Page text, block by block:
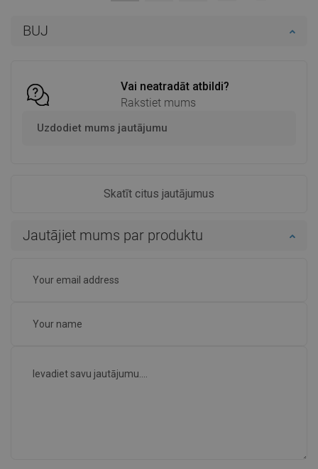
BUJ
Vai neatradāt atbildi?
Rakstiet mums
Uzdodiet mums jautājumu
Skatīt citus jautājumus
Jautājiet mums par produktu